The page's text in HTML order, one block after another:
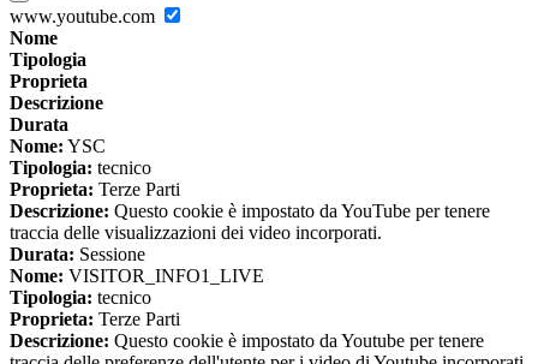
www.youtube.com
Nome
Tipologia
Proprieta
Descrizione
Durata
Nome: YSC
Tipologia: tecnico
Proprieta: Terze Parti
Descrizione: Questo cookie è impostato da YouTube per tenere
traccia delle visualizzazioni dei video incorporati.
Durata: Sessione
Nome: VISITOR_INFO1_LIVE
Tipologia: tecnico
Proprieta: Terze Parti
Descrizione: Questo cookie è impostato da Youtube per tenere